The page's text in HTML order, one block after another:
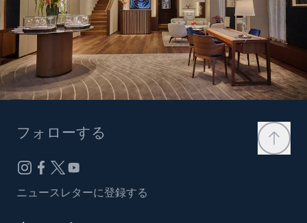
フォローする
ニュースレターに登録する